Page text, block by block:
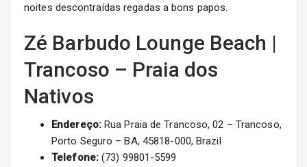
noites descontraídas regadas a bons papos.
Zé Barbudo Lounge Beach |
Trancoso – Praia dos
Nativos
Endereço:Rua Praia de Trancoso, 02 – Trancoso,
Porto Seguro – BA, 45818-000, Brazil
Telefone:(73) 99801-5599